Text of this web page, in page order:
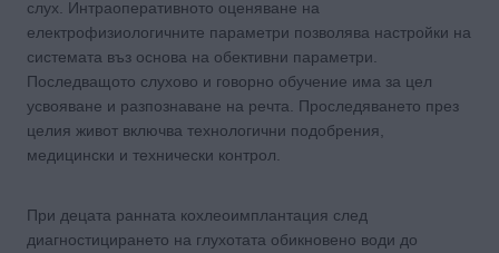
слух. Интраоперативното оценяване на
електрофизиологичните параметри позволява настройки на
системата въз основа на обективни параметри.
Последващото слухово и говорно обучение има за цел
усвояване и разпознаване на речта. Проследяването през
целия живот включва технологични подобрения,
медицински и технически контрол.
При децата ранната кохлеоимплантация след
диагностицирането на глухотата обикновено води до